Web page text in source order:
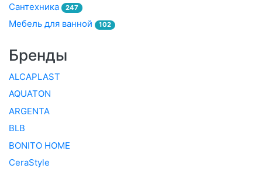
Сантехника 247
Мебель для ванной 102
Бренды
ALCAPLAST
AQUATON
ARGENTA
BLB
BONITO HOME
CeraStyle